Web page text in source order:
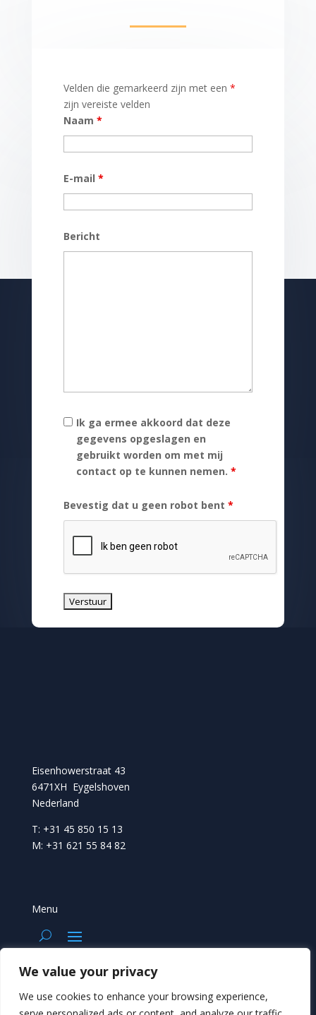
We value your privacy
We use cookies to enhance your browsing experience,
Velden die gemarkeerd zijn met een *
zijn vereiste velden
Naam *
E-mail *
Bericht
Ik ga ermee akkoord dat deze
gegevens opgeslagen en
gebruikt worden om met mij
contact op te kunnen nemen. *
Bevestig dat u geen robot bent *
Eisenhowerstraat 43
6471XH Eygelshoven
Nederland
T: +31 45 850 15 13
M: +31 621 55 84 82
Menu
LINKS
Anselbode